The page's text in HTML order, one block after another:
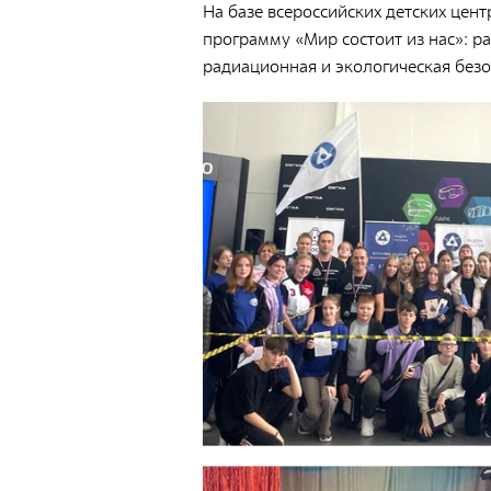
На базе всероссийских детских
программу «Мир состоит из нас»:
радиационная и экологическая
Документы
Противодействие коррупции
Политика в области качества
Совет молодых работников
Из опыта зарубежных коллег
Международное сотрудничество
Устойчивое развитие
Поставщикам
Объявления
Экология
Экологическая политика ФГУП «РАДОН»